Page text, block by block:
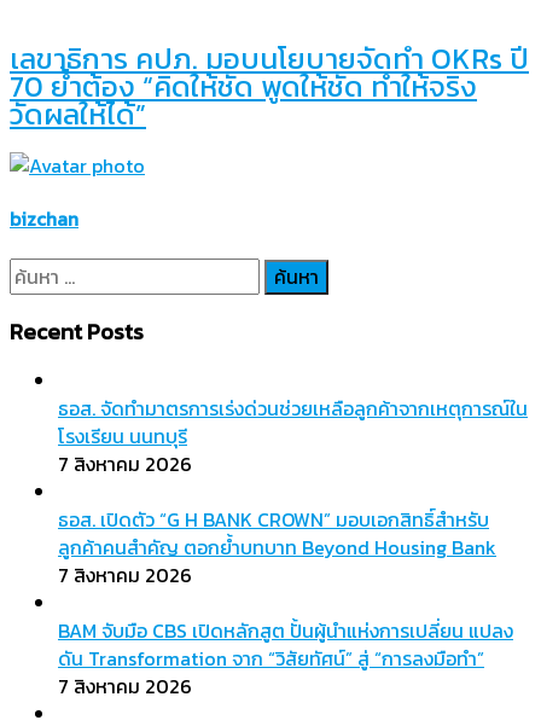
เลขาธิการ คปภ. มอบนโยบายจัดทำ OKRs ปี
70 ย้ำต้อง “คิดให้ชัด พูดให้ชัด ทำให้จริง
วัดผลให้ได้”
bizchan
ค้นหา
สำหรับ:
Recent Posts
ธอส. จัดทำมาตรการเร่งด่วนช่วยเหลือลูกค้าจากเหตุการณ์ใน
โรงเรียน นนทบุรี
7 สิงหาคม 2026
ธอส. เปิดตัว “G H BANK CROWN” มอบเอกสิทธิ์สำหรับ
ลูกค้าคนสำคัญ ตอกย้ำบทบาท Beyond Housing Bank
7 สิงหาคม 2026
BAM จับมือ CBS เปิดหลักสูต ปั้นผู้นำแห่งการเปลี่ยน แปลง
ดัน Transformation จาก “วิสัยทัศน์” สู่ “การลงมือทำ”
7 สิงหาคม 2026